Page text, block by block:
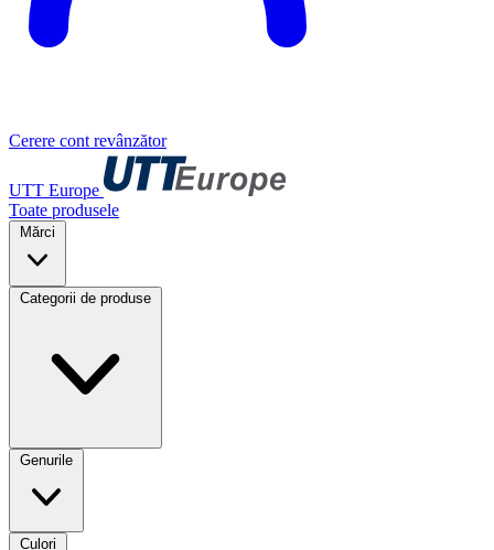
Cerere cont revânzător
UTT Europe
Toate produsele
Mărci
Categorii de produse
Genurile
Culori